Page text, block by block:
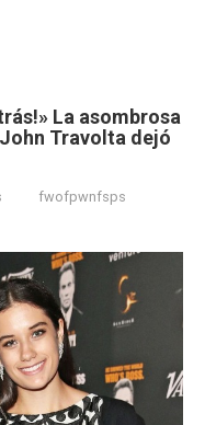
La asombrosa
Travolta dejó
fwofpwnfsps